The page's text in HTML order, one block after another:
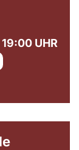
19:00 UHR